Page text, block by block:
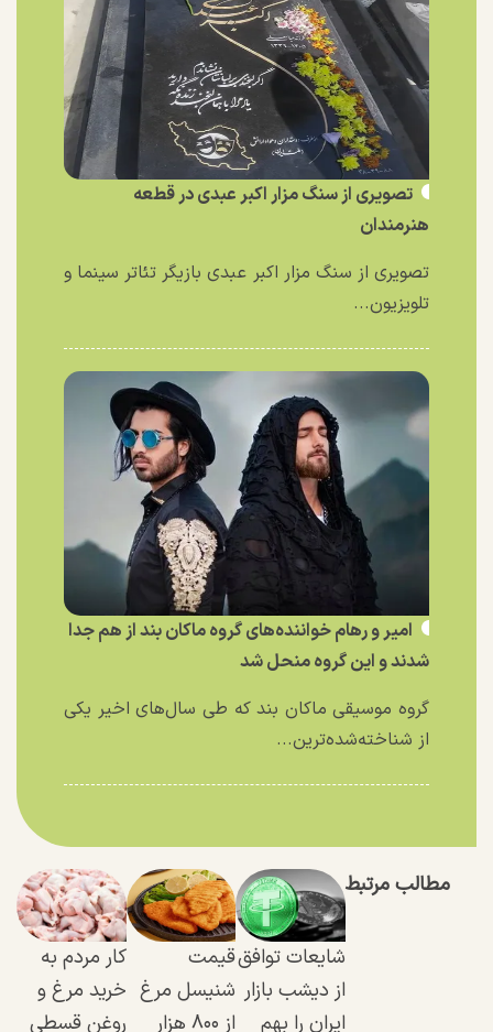
تصویری از سنگ مزار اکبر عبدی در قطعه
هنرمندان
تصویری از سنگ مزار اکبر عبدی بازیگر تئاتر سینما و
تلویزیون...
امیر و رهام خواننده‌های گروه ماکان بند از هم جدا
شدند و این گروه منحل شد
گروه موسیقی ماکان بند که طی سال‌های اخیر یکی
از شناخته‌شده‌ترین...
مطالب مرتبط
شایعات توافق
از دیشب بازار
ایران را بهم
قیمت
شنیسل مرغ
از ۸۰۰ هزار
کار مردم به
خرید مرغ و
روغن قسطی